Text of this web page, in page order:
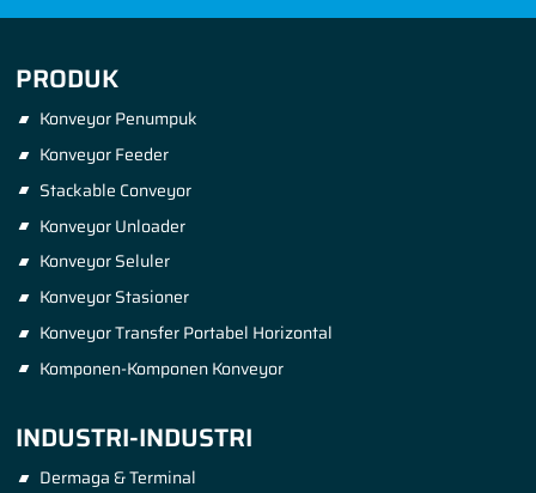
PRODUK
Konveyor Penumpuk
Konveyor Feeder
Stackable Conveyor
Konveyor Unloader
Konveyor Seluler
Konveyor Stasioner
Konveyor Transfer Portabel Horizontal
Komponen-Komponen Konveyor
INDUSTRI-INDUSTRI
Dermaga & Terminal